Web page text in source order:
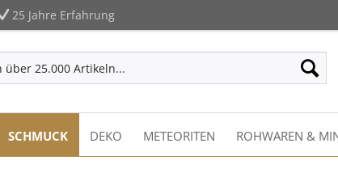
25 Jahre Erfahrung
SCHMUCK DEKO METEORITEN ROHWAREN &